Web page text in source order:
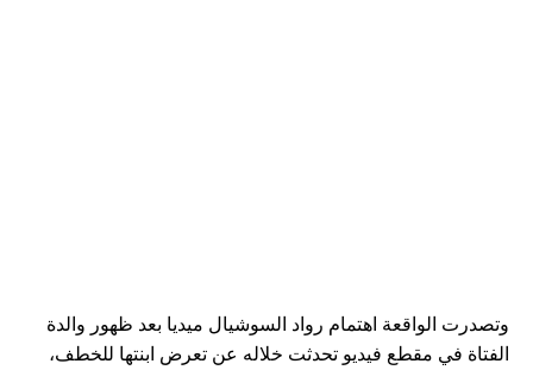
وتصدرت الواقعة اهتمام رواد السوشيال ميديا بعد ظهور والدة
الفتاة في مقطع فيديو تحدثت خلاله عن تعرض ابنتها للخطف،